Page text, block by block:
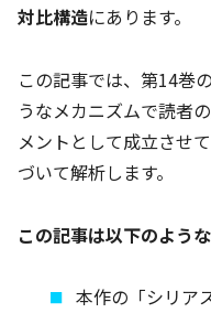
対比構造にあります。
この記事では、第14巻
うなメカニズムで読者
メントとして成立させ
づいて解析します。
この記事は以下のよう
本作の「シリア